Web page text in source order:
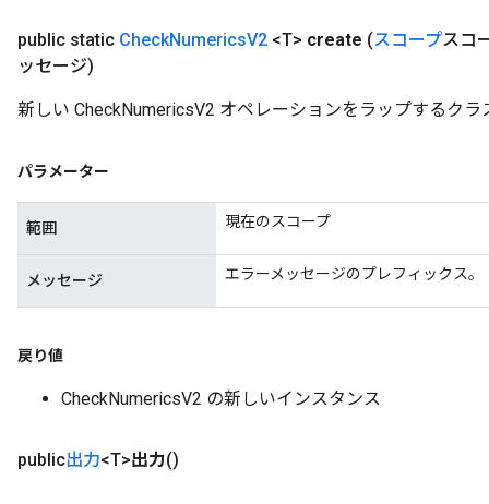
public static CheckNumericsV2 <T> create (スコープスコ
ッセージ)
新しい CheckNumericsV2 オペレーションをラップするク
パラメーター
範囲 現在のスコープ
メッセージ エラーメッセージのプレフィックス。
戻り値
CheckNumericsV2 の新しいインスタンス
public出力<T>出力()